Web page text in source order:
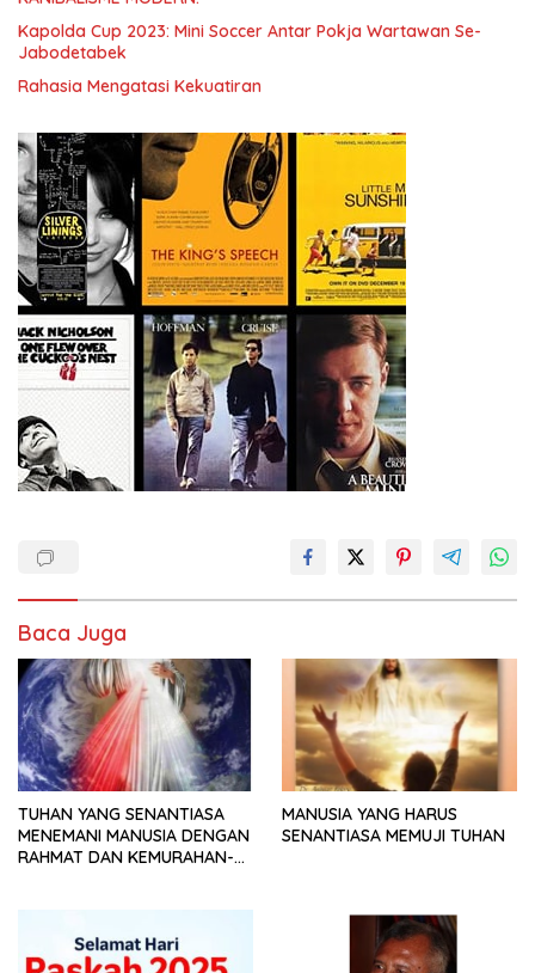
Kapolda Cup 2023: Mini Soccer Antar Pokja Wartawan Se-
Jabodetabek
Rahasia Mengatasi Kekuatiran
Baca Juga
TUHAN YANG SENANTIASA
MENEMANI MANUSIA DENGAN
RAHMAT DAN KEMURAHAN-
MANUSIA YANG HARUS
SENANTIASA MEMUJI TUHAN